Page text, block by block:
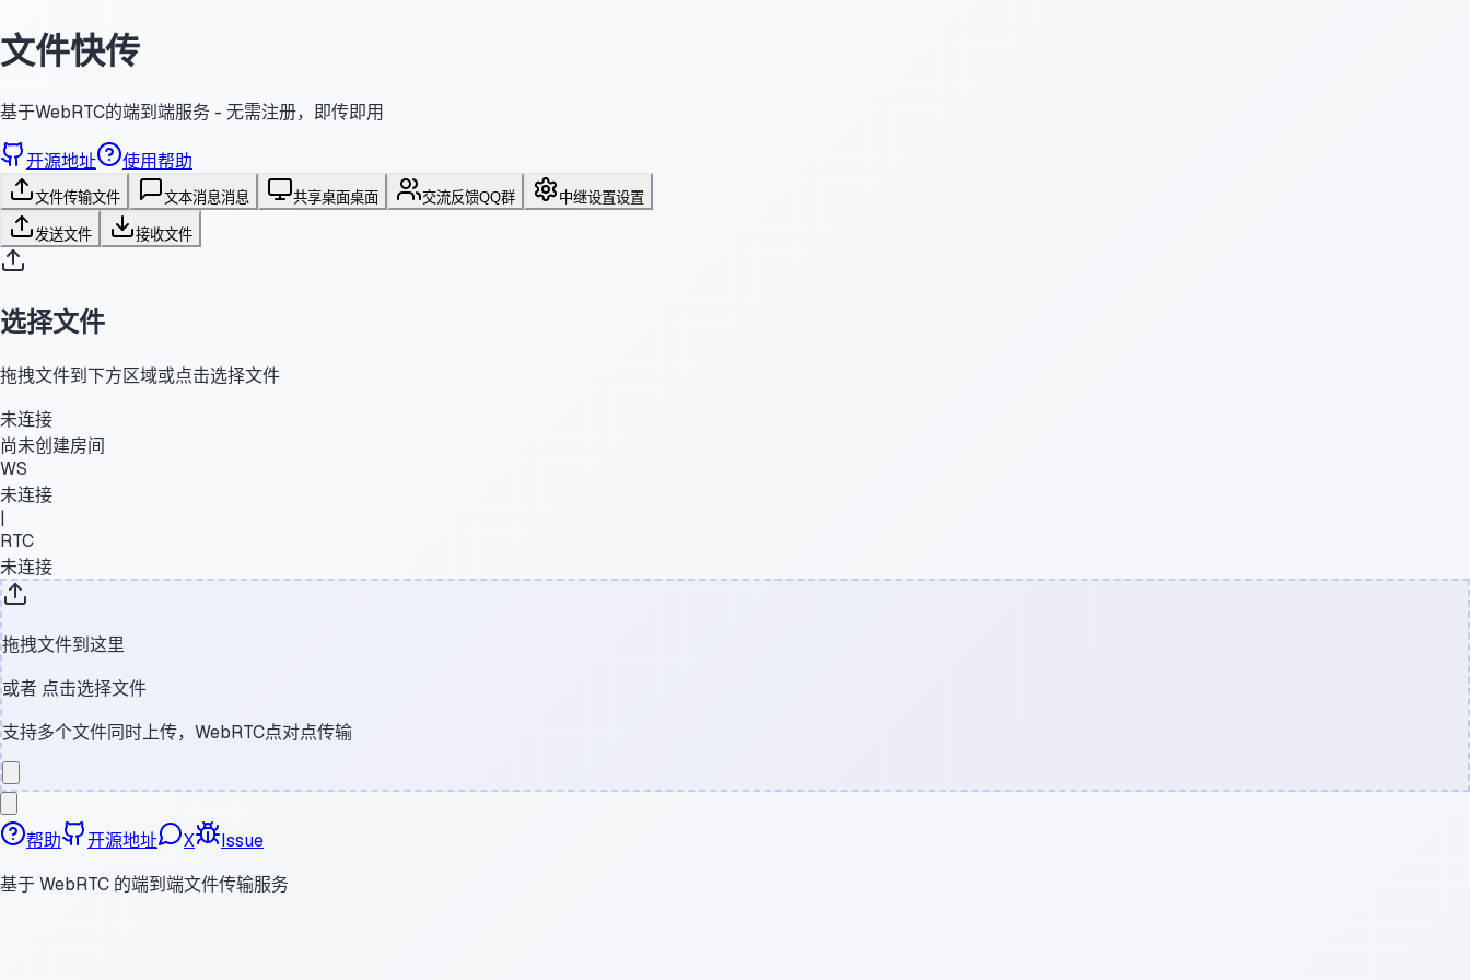
文件快传
基于WebRTC的端到端服务 - 无需注册，即传即用
开源地址 使用帮助
文件传输文件 文本消息消息 共享桌面桌面 交流反馈QQ群 中继设置设置
发送文件 接收文件
选择文件
拖拽文件到下方区域或点击选择文件
未连接
尚未创建房间
WS
未连接
|
RTC
未连接
拖拽文件到这里
或者 点击选择文件
支持多个文件同时上传，WebRTC点对点传输
帮助 开源地址 X
Issue
基于 WebRTC 的端到端文件传输服务